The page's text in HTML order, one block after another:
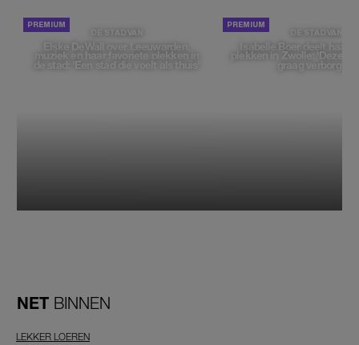
DE STAD VAN
Elske DeWall over Leeuwarden,
muziek en haar favoriete plekken in
de stad: 'Een stad die voelt als thuis'
DE STAD VAN
Isabelle Boer deelt haar
plekken in Zwolle: 'Deze
graag verborgen'
NET BINNEN
LEKKER LOEREN